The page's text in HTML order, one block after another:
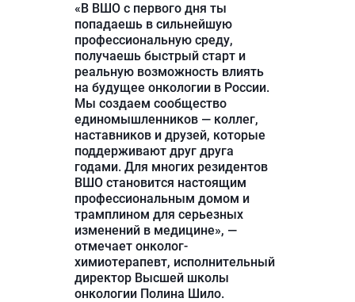
«В ВШО с первого дня ты
попадаешь в сильнейшую
профессиональную среду,
получаешь быстрый старт и
реальную возможность влиять
на будущее онкологии в России.
Мы создаем сообщество
единомышленников — коллег,
наставников и друзей, которые
поддерживают друг друга
годами. Для многих резидентов
ВШО становится настоящим
профессиональным домом и
трамплином для серьезных
изменений в медицине», —
отмечает онколог-
химиотерапевт, исполнительный
директор Высшей школы
онкологии Полина Шило.